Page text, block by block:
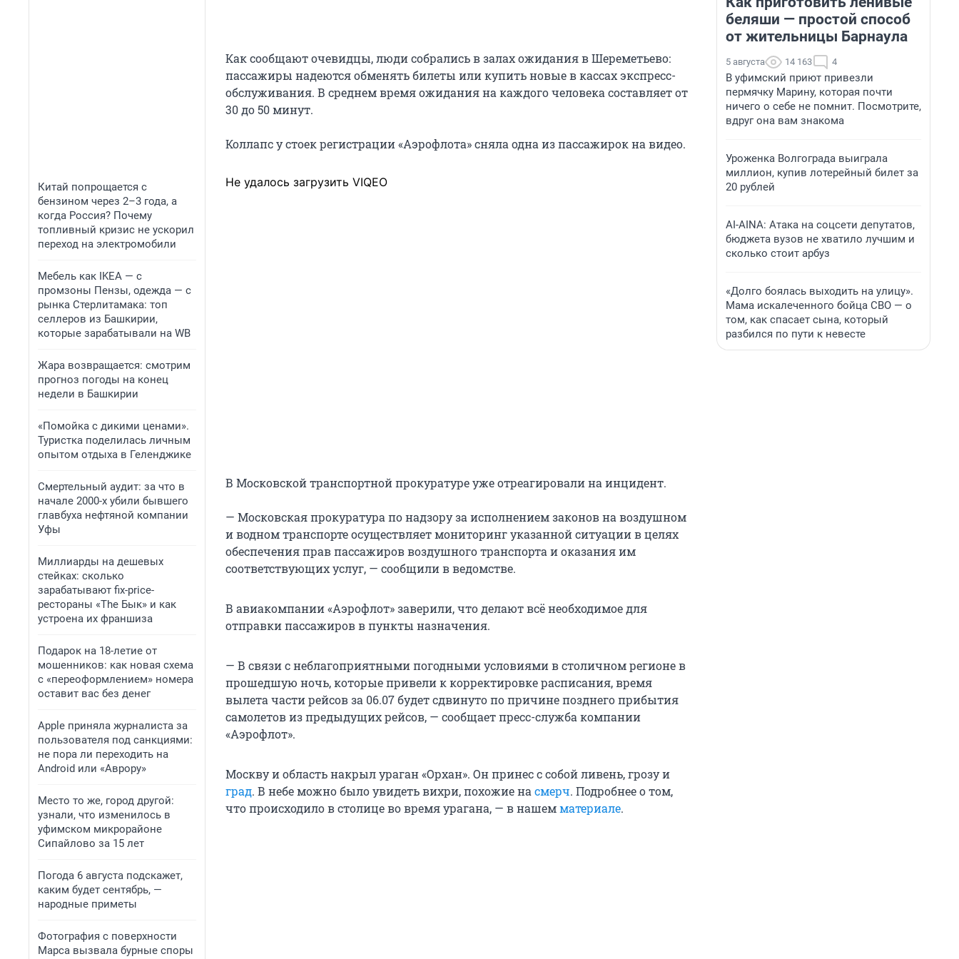
Китай попрощается с
бензином через 2–3 года, а
когда Россия? Почему
топливный кризис не ускорил
переход на электромобили
Мебель как IKEA — с
промзоны Пензы, одежда — с
рынка Стерлитамака: топ
селлеров из Башкирии,
которые зарабатывали на WB
Жара возвращается: смотрим
прогноз погоды на конец
недели в Башкирии
«Помойка с дикими ценами».
Туристка поделилась личным
опытом отдыха в Геленджике
Смертельный аудит: за что в
начале 2000-х убили бывшего
главбуха нефтяной компании
Уфы
Миллиарды на дешевых
стейках: сколько
зарабатывают fix-price-
рестораны «The Бык» и как
устроена их франшиза
Подарок на 18-летие от
мошенников: как новая схема
с «переоформлением» номера
оставит вас без денег
Apple приняла журналиста за
пользователя под санкциями:
не пора ли переходить на
Android или «Аврору»
Место то же, город другой:
узнали, что изменилось в
уфимском микрорайоне
Сипайлово за 15 лет
Погода 6 августа подскажет,
каким будет сентябрь, —
народные приметы
Фотография с поверхности
Марса вызвала бурные споры
Как сообщают очевидцы, люди собрались в залах ожидания в Шереметьево:
пассажиры надеются обменять билеты или купить новые в кассах экспресс-
обслуживания. В среднем время ожидания на каждого человека составляет от
30 до 50 минут.
Коллапс у стоек регистрации «Аэрофлота» сняла одна из пассажирок на видео.
Не удалось загрузить VIQEO
В Московской транспортной прокуратуре уже отреагировали на инцидент.
— Московская прокуратура по надзору за исполнением законов на воздушном
и водном транспорте осуществляет мониторинг указанной ситуации в целях
обеспечения прав пассажиров воздушного транспорта и оказания им
соответствующих услуг, — сообщили в ведомстве.
В авиакомпании «Аэрофлот» заверили, что делают всё необходимое для
отправки пассажиров в пункты назначения.
— В связи с неблагоприятными погодными условиями в столичном регионе в
прошедшую ночь, которые привели к корректировке расписания, время
вылета части рейсов за 06.07 будет сдвинуто по причине позднего прибытия
самолетов из предыдущих рейсов, — сообщает пресс-служба компании
«Аэрофлот».
Москву и область накрыл ураган «Орхан». Он принес с собой ливень, грозу и
град. В небе можно было увидеть вихри, похожие на смерч. Подробнее о том,
что происходило в столице во время урагана, — в нашемматериале.
беляши — простой способ
от жительницы Барнаула
5 августа 14 163 4
В уфимский приют привезли
пермячку Марину, которая почти
ничего о себе не помнит. Посмотрите,
вдруг она вам знакома
Уроженка Волгограда выиграла
миллион, купив лотерейный билет за
20 рублей
AI-AINA: Атака на соцсети депутатов,
бюджета вузов не хватило лучшим и
сколько стоит арбуз
«Долго боялась выходить на улицу».
Мама искалеченного бойца СВО — о
том, как спасает сына, который
разбился по пути к невесте